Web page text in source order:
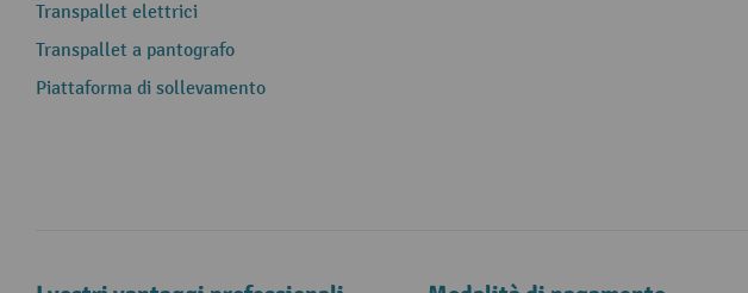
Transpallet elettrici
Transpallet a pantografo
Piattaforma di sollevamento